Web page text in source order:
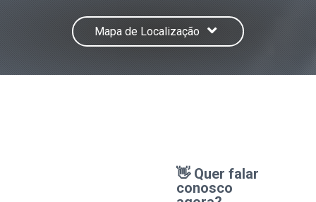
Mapa de Localização
👋 Quer falar
conosco